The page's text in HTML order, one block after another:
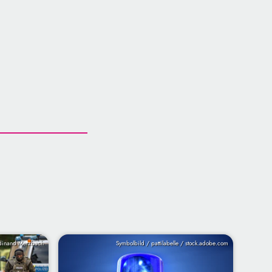
Merzbach Symbolbild / pattilabelle / stock.adobe.com